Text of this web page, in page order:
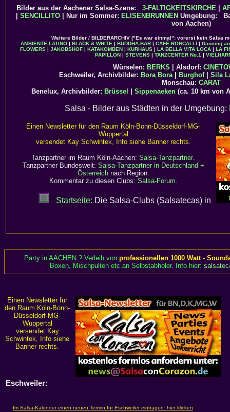
Bilder aus der Aachener Salsa-Szene: 3-FALTIGKEITSKIRCHE
SENCILLITO| Nur im Sommer: ELISENBRUNNEN Umgebung:
von Aachen)
Weitere Bilder / BILDERARCHIV ("Es war einmal": vorerst kein Salsa
AMBIENTE LATINO | BLACK & WHITE | BUDDHA-BAR | CAFÉ RONCALLI | Dancing
FLOWERS| JAKOBSHOF| KATAKOMBEN| KURHAUS| LA BELLA VITA LOCA| LA
PAPILLON | STEVENS | TANZCENTER No.1 |
Würselen: BERKS | Alsdorf:
Eschweiler, Archivbilder: Bora Bora| Burghof| Sila
Monschau: CARAT
Benelux, Archivbilder: Brüssel Sippenaeken(ca. 10 km von
Salsa - Bilder aus Städten in der Umgebung:
Einen Newsletter für den Raum Köln-Bonn-Düsseldorf-MG-
Wuppertal
versendet Kay Schwintek, Info siehe Banner rechts.
Tanzpartner im Raum Köln-Aachen: Salsa-Tanzpartner.
Tanzpartner Bundesweit: Salsa-Tanzpartner in Deutschland +
Österreichnach Region.
Kommentar zu diesen Clubs: Salsa-Forum
Startseite: Die Salsa-Clubs (Salsatecas) in
Party in AACHEN ? Verleih von professionellen 1000 Watt -
Boxen, Mischpulten etc.an Selbstabholer. Info hier:
Einen Newsletter für
den Raum Köln-Bonn-
Düsseldorf-MG-
Wuppertal
versendet Kay
Schwintek, Info siehe
Banner rechts.
Eschweiler: